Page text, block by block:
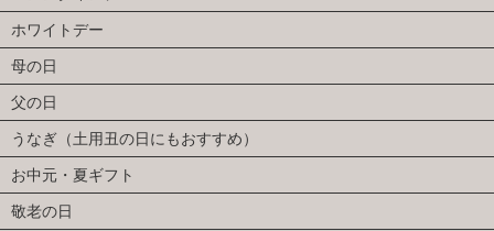
ホワイトデー
母の日
父の日
うなぎ（土用丑の日にもおすすめ）
お中元・夏ギフト
敬老の日